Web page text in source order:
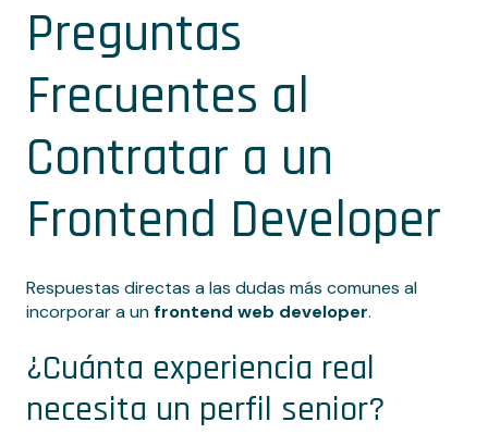
Preguntas
Frecuentes al
Contratar a un
Frontend Developer
Respuestas directas a las dudas más comunes al
incorporar a unfrontend web developer.
¿Cuánta experiencia real
necesita un perfil senior?